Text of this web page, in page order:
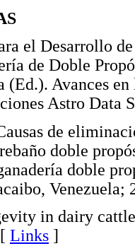
el Desarrollo
de Doble
(Ed.). Avances
Astro
de
doble
doble
in dairy
Links ]